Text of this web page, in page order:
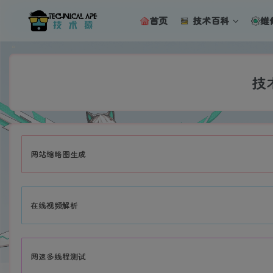
首页 技术百科 维
技
网站缩略图生成
在线视频解析
网速多线程测试